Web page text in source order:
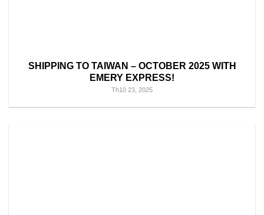
SHIPPING TO TAIWAN – OCTOBER 2025 WITH
EMERY EXPRESS!
Th10 23, 2025